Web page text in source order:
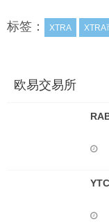
标签： XTRA XTRA
欧易交易所